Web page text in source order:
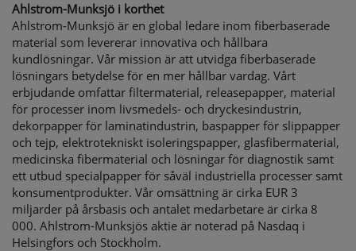
Ahlstrom-Munksjö i korthet
Ahlstrom-Munksjö är en global ledare inom fiberbaserade
material som levererar innovativa och hållbara
kundlösningar. Vår mission är att utvidga fiberbaserade
lösningars betydelse för en mer hållbar vardag. Vårt
erbjudande omfattar filtermaterial, releasepapper, material
för processer inom livsmedels- och dryckesindustrin,
dekorpapper för laminatindustrin, baspapper för slippapper
och tejp, elektrotekniskt isoleringspapper, glasfibermaterial,
medicinska fibermaterial och lösningar för diagnostik samt
ett utbud specialpapper för såväl industriella processer samt
konsumentprodukter. Vår omsättning är cirka EUR 3
miljarder på årsbasis och antalet medarbetare är cirka 8
000. Ahlstrom-Munksjös aktie är noterad på Nasdaq i
Helsingfors och Stockholm.